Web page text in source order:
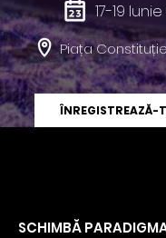
17-19
Piața
ÎNREGISTREAZĂ-
SCHIMBĂ